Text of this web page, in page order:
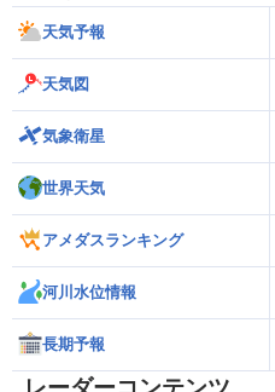
天気予報
天気図
気象衛星
世界天気
アメダスランキング
河川水位情報
長期予報